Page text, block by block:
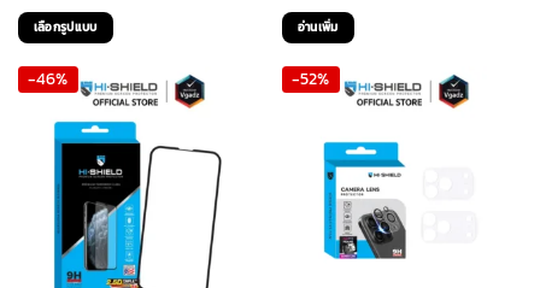
price
was:
590 ฿.
price
390 ฿.
เลือกรูปแบบ
product
multiple
variants.
options
price
was:
1,090 ฿.590 ฿.
อ่านเพิ่ม
-46% -52%